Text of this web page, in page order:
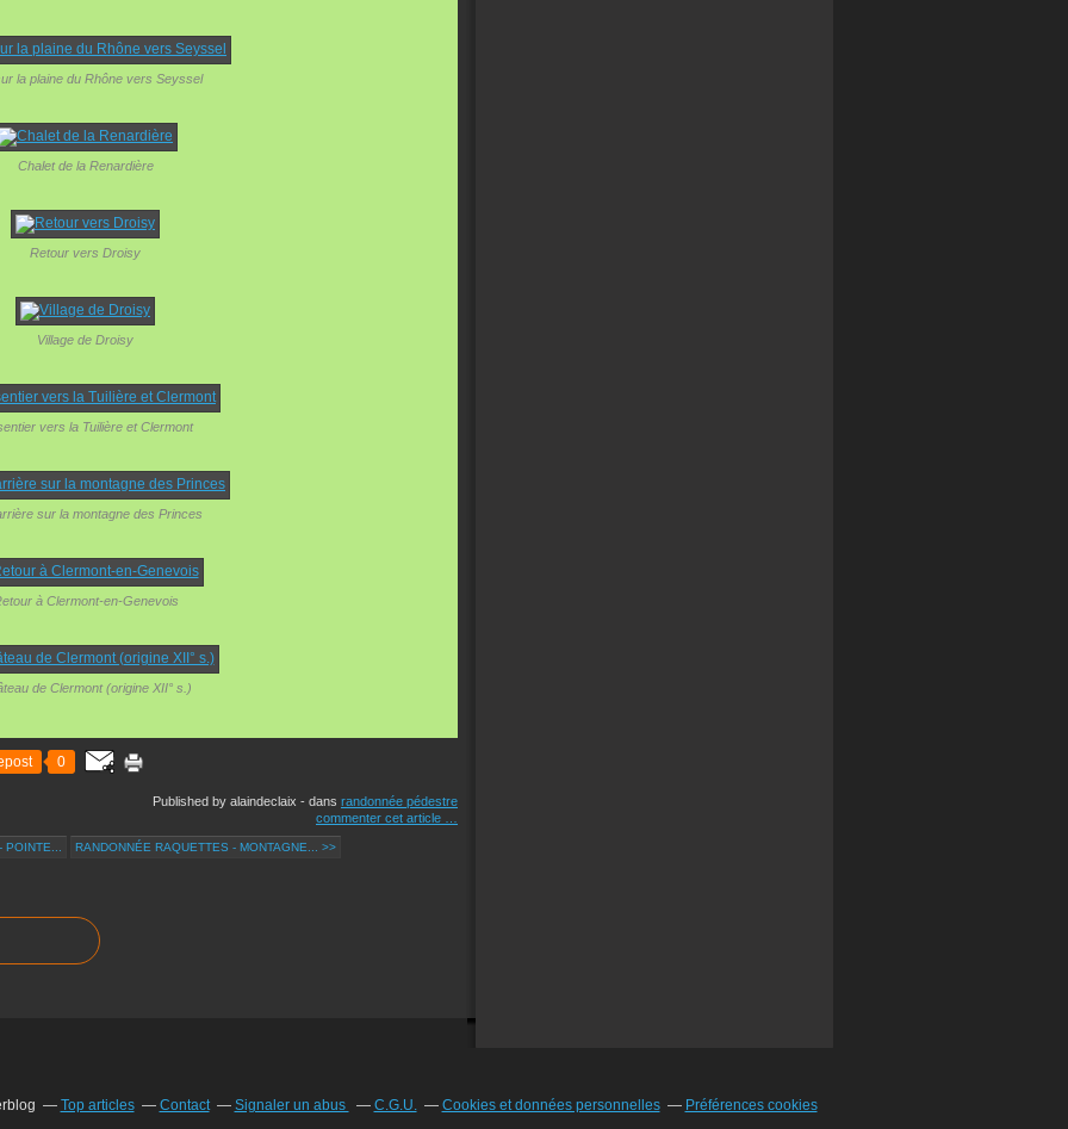
la plaine du Rhône vers Seyssel
Chalet de la Renardière
Retour vers Droisy
Village de Droisy
vers la Tuilière et Clermont
sur la montagne des Princes
à Clermont-en-Genevois
de Clermont (origine XII° s.)
0
Published by alaindeclaix - dans randonnée pédestre
commenter cet article
RANDONNÉE RAQUETTES - MONTAGNE... >>
Top articles Contact Signaler un abus C.G.U. Cookies et données personnelles Préférences cookies